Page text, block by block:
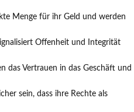
Menge für ihr Geld und werden
Offenheit und Integrität
das Vertrauen in das Geschäft und
sein, dass ihre Rechte als